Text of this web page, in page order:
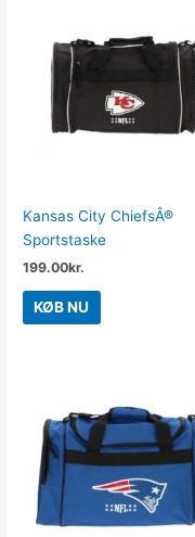
Kansas City ChiefsÂ®
Sportstaske
199.00kr.
KØB NU